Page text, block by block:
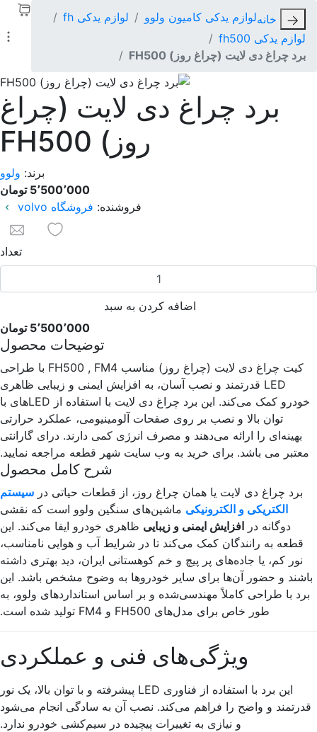
خانهلوازم یدکی کامیون ولوو
لوازم یدکی fh
لوازم یدکی fh500
برد چراغ دی لایت (چراغ روز) FH500
برد چراغ دی لایت (چراغ
روز) FH500
برند: ولوو
5٬500٬000 تومان
فروشنده: فروشگاه volvo
به لیست
تعداد
اضافه کردن به سبد
5٬500٬000 تومان
توضیحات محصول
کیت چراغ دی لایت (چراغ روز) مناسب FH500 , FM4 با طراحی
LED قدرتمند و نصب آسان، به افزایش ایمنی و زیبایی ظاهری
خودرو کمک می‌کند. این برد چراغ دی لایت با استفاده از LEDهای با
توان بالا و نصب بر روی صفحات آلومینیومی، عملکرد حرارتی
بهینه‌ای را ارائه می‌دهند و مصرف انرژی کمی دارند. درای گارانتی
معتبر می باشد. برای خرید به وب سایت شهر قطعه مراجعه نمایید.
شرح کامل محصول
برد چراغ دی لایت یا همان چراغ روز، از قطعات حیاتی در سیستم
الکتریکی و الکترونیکی ماشین‌های سنگین ولوو است که نقشی
دوگانه در افزایش ایمنی و زیبایی ظاهری خودرو ایفا می‌کند. این
قطعه به رانندگان کمک می‌کند تا در شرایط آب و هوایی نامناسب،
نور کم، یا جاده‌های پر پیچ و خم کوهستانی ایران، دید بهتری داشته
باشند و حضور آن‌ها برای سایر خودروها به وضوح مشخص باشد. این
برد با طراحی کاملاً مهندسی‌شده و بر اساس استانداردهای ولوو، به
طور خاص برای مدل‌های FH500 و FM4 تولید شده است.
ویژگی‌های فنی و عملکردی
این برد با استفاده از فناوری LED پیشرفته و با توان بالا، یک نور
قدرتمند و واضح را فراهم می‌کند. نصب آن به سادگی انجام می‌شود
و نیازی به تغییرات پیچیده در سیم‌کشی خودرو ندارد.